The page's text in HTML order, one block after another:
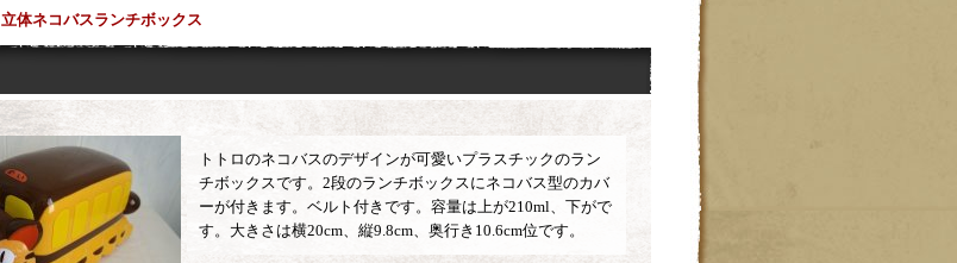
立体ネコバスランチボックス
トトロのネコバスのデザインが可愛いプラスチックのラン
チボックスです。2段のランチボックスにネコバス型のカバ
ーが付きます。ベルト付きです。容量は上が210ml、下がで
す。大きさは横20cm、縦9.8cm、奥行き10.6cm位です。